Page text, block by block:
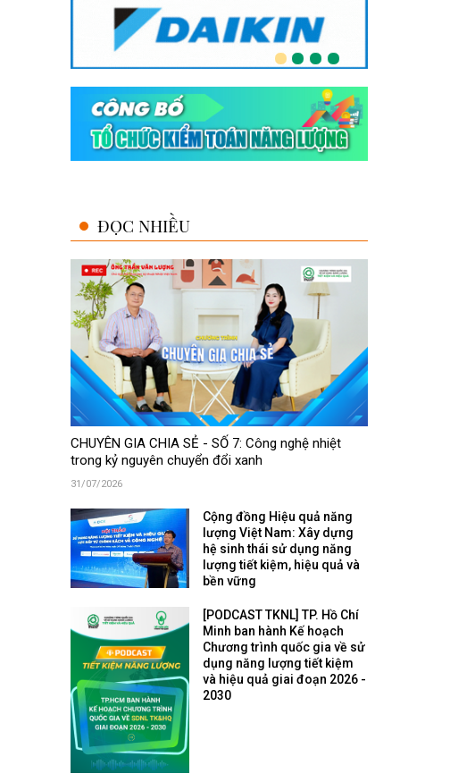
ĐỌC NHIỀU
CHUYÊN GIA CHIA SẺ - SỐ 7: Công nghệ nhiệt
trong kỷ nguyên chuyển đổi xanh
31/07/2026
Cộng đồng Hiệu quả năng
lượng Việt Nam: Xây dựng
hệ sinh thái sử dụng năng
lượng tiết kiệm, hiệu quả và
bền vững
[PODCAST TKNL] TP. Hồ Chí
Minh ban hành Kế hoạch
Chương trình quốc gia về sử
dụng năng lượng tiết kiệm
và hiệu quả giai đoạn 2026 -
2030